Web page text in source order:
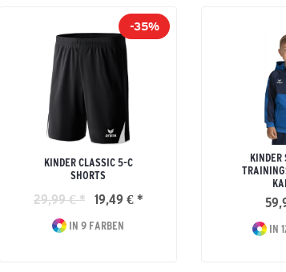
-35%
KINDER CLASSIC 5-C
SHORTS
29,99 € * 19,49 € *
IN 9 FARBEN
KINDER
IN